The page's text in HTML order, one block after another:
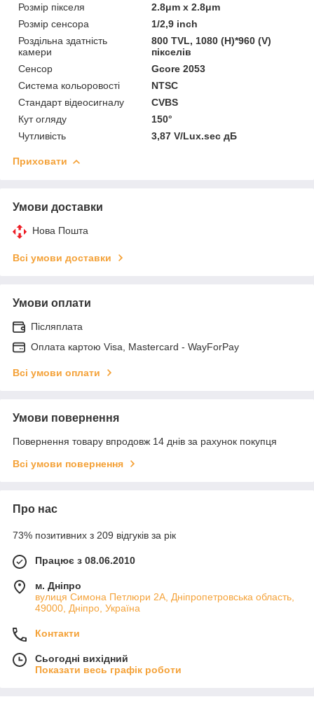
Розмір пікселя
2.8μm x 2.8μm
Розмір сенсора
1/2,9 inch
Роздільна здатність
камери
800 TVL, 1080 (H)*960 (V)
пікселів
Сенсор
Gcore 2053
Система кольоровості
NTSC
Стандарт відеосигналу
CVBS
Кут огляду
150°
Чутливість
3,87 V/Lux.sec дБ
Приховати
Умови доставки
Нова Пошта
Всі умови доставки
Умови оплати
Післяплата
Оплата картою Visa, Mastercard - WayForPay
Всі умови оплати
Умови повернення
Повернення товару впродовж 14 днів за рахунок покупця
Всі умови повернення
Про нас
73% позитивних з 209 відгуків за рік
Працює з 08.06.2010
м. Дніпро
вулиця Симона Петлюри 2А, Дніпропетровська область,
49000, Дніпро, Україна
Контакти
Сьогодні вихідний
Показати весь графік роботи